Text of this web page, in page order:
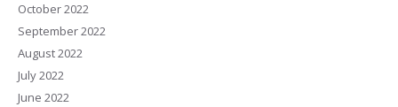
October 2022
September 2022
August 2022
July 2022
June 2022